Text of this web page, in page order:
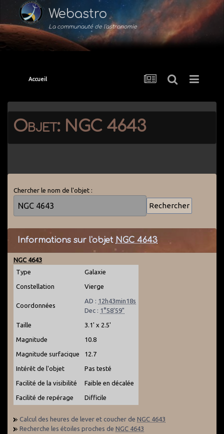
Webastro
La communauté de l'astronomie
Accueil
Objet: NGC 4643
Chercher le nom de l'objet :
Informations sur l'objet NGC 4643
NGC 4643
Type
Galaxie
Constellation Vierge
Coordonnées
AD : 12h43min18s
Dec : 1°58'59"
Taille 3.1' x 2.5'
Magnitude 10.8
Magnitude surfacique 12.7
Intérêt de l'objet Pas testé
Facilité de la visibilité Faible en décalée
Facilité de repérage Difficile
Calcul des heures de lever et coucher de NGC 4643
Recherche les étoiles proches de NGC 4643